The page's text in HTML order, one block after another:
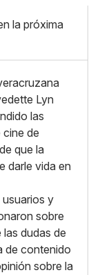
la próxima
Lyn
las
cine de
que la
darle vida en
y
sobre
dudas de
de contenido
sobre la